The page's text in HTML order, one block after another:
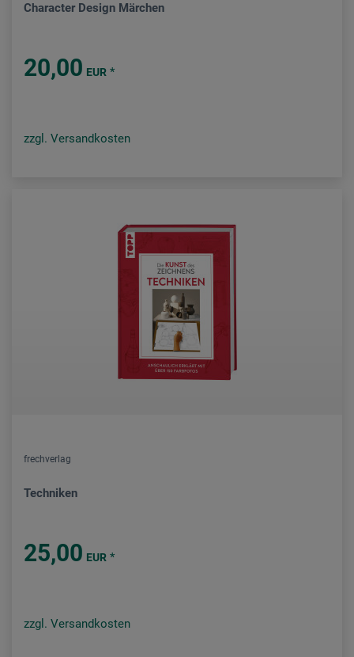
Character Design Märchen
20,00 EUR *
zzgl. Versandkosten
frechverlag
Techniken
25,00 EUR *
zzgl. Versandkosten